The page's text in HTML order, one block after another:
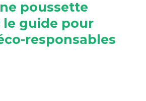
poussette
le guide pour
responsables